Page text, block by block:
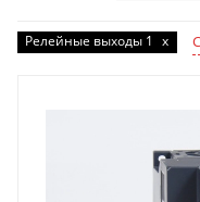
Релейные выходы 1 x